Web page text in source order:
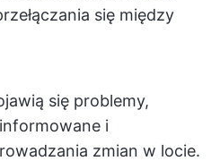
się między
się problemy,
i
zmian w locie.